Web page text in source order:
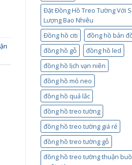
Đặt Đồng Hồ Treo Tường Với
Lượng Bao Nhiêu
Đồng hồ citi
đồng hồ bản
đồng hồ gỗ
đồng hồ led
đồng hồ lịch vạn niên
đồng hồ mỏ neo
đồng hồ quả lắc
đồng hồ treo tường
đồng hồ treo tường giá rẻ
đồng hồ treo tường gỗ
đồng hồ treo tường thuận